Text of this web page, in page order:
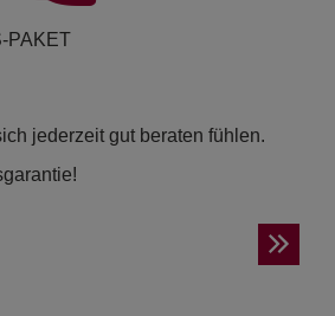
PAKET
jederzeit gut beraten fühlen.